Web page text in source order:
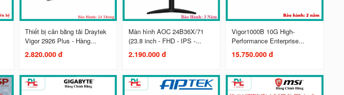
Thiết bị cân bằng tải Draytek
Vigor 2926 Plus - Hàng...
2.820.000 đ
Màn hình AOC 24B36X/71
(23.8 inch - FHD - IPS -...
2.190.000 đ
Vigor1000B 10G High-
Performance Enterprise...
15.750.000 đ